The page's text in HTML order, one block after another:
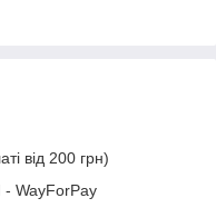
від 200 грн)
WayForPay